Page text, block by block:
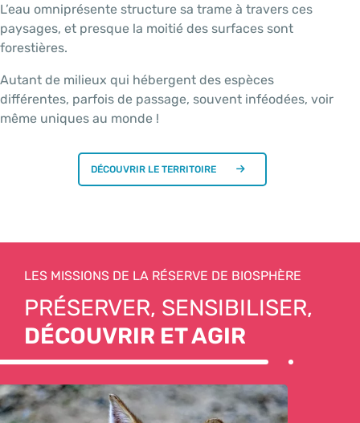
L’eau omniprésente structure sa trame à travers ces
paysages, et presque la moitié des surfaces sont
forestières.
Autant de milieux qui hébergent des espèces
différentes, parfois de passage, souvent inféodées, voir
même uniques au monde !
DÉCOUVRIR LE TERRITOIRE
LES MISSIONS DE LA RÉSERVE DE BIOSPHÈRE
PRÉSERVER, SENSIBILISER,
DÉCOUVRIR ET AGIR